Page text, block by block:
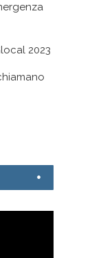
2023